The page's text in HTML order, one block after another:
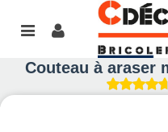
Couteau à araser